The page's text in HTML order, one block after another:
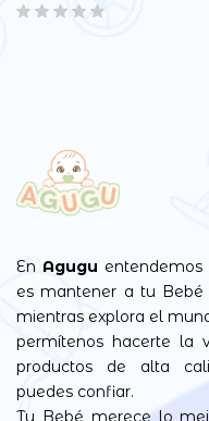
En Agugu
es mantener a tu
mientras explora el
permítenos hacerte la
productos de alta
puedes confiar.
Tu Bebé merece lo